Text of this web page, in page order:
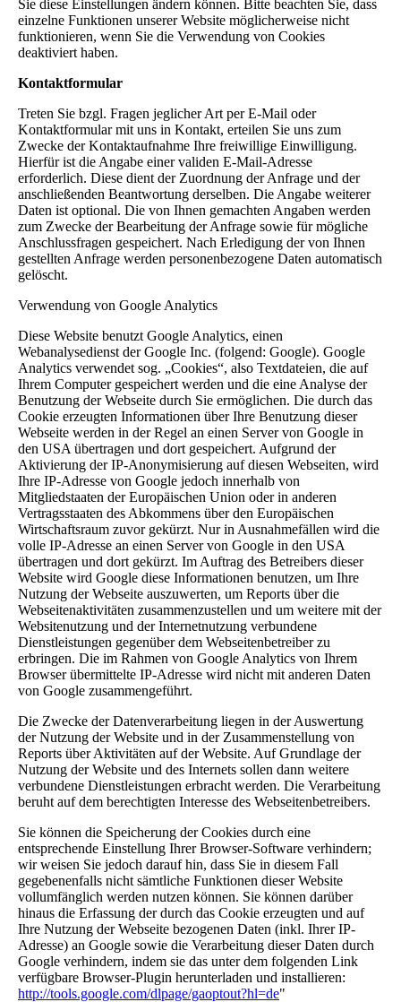
Sie diese Einstellungen ändern können. Bitte beachten Sie, dass
einzelne Funktionen unserer Website möglicherweise nicht
funktionieren, wenn Sie die Verwendung von Cookies
deaktiviert haben.
Kontaktformular
Treten Sie bzgl. Fragen jeglicher Art per E-Mail oder
Kontaktformular mit uns in Kontakt, erteilen Sie uns zum
Zwecke der Kontaktaufnahme Ihre freiwillige Einwilligung.
Hierfür ist die Angabe einer validen E-Mail-Adresse
erforderlich. Diese dient der Zuordnung der Anfrage und der
anschließenden Beantwortung derselben. Die Angabe weiterer
Daten ist optional. Die von Ihnen gemachten Angaben werden
zum Zwecke der Bearbeitung der Anfrage sowie für mögliche
Anschlussfragen gespeichert. Nach Erledigung der von Ihnen
gestellten Anfrage werden personenbezogene Daten automatisch
gelöscht.
Verwendung von Google Analytics
Diese Website benutzt Google Analytics, einen
Webanalysedienst der Google Inc. (folgend: Google). Google
Analytics verwendet sog. „Cookies“, also Textdateien, die auf
Ihrem Computer gespeichert werden und die eine Analyse der
Benutzung der Webseite durch Sie ermöglichen. Die durch das
Cookie erzeugten Informationen über Ihre Benutzung dieser
Webseite werden in der Regel an einen Server von Google in
den USA übertragen und dort gespeichert. Aufgrund der
Aktivierung der IP-Anonymisierung auf diesen Webseiten, wird
Ihre IP-Adresse von Google jedoch innerhalb von
Mitgliedstaaten der Europäischen Union oder in anderen
Vertragsstaaten des Abkommens über den Europäischen
Wirtschaftsraum zuvor gekürzt. Nur in Ausnahmefällen wird die
volle IP-Adresse an einen Server von Google in den USA
übertragen und dort gekürzt. Im Auftrag des Betreibers dieser
Website wird Google diese Informationen benutzen, um Ihre
Nutzung der Webseite auszuwerten, um Reports über die
Webseitenaktivitäten zusammenzustellen und um weitere mit der
Websitenutzung und der Internetnutzung verbundene
Dienstleistungen gegenüber dem Webseitenbetreiber zu
erbringen. Die im Rahmen von Google Analytics von Ihrem
Browser übermittelte IP-Adresse wird nicht mit anderen Daten
von Google zusammengeführt.
Die Zwecke der Datenverarbeitung liegen in der Auswertung
der Nutzung der Website und in der Zusammenstellung von
Reports über Aktivitäten auf der Website. Auf Grundlage der
Nutzung der Website und des Internets sollen dann weitere
verbundene Dienstleistungen erbracht werden. Die Verarbeitung
beruht auf dem berechtigten Interesse des Webseitenbetreibers.
Sie können die Speicherung der Cookies durch eine
entsprechende Einstellung Ihrer Browser-Software verhindern;
wir weisen Sie jedoch darauf hin, dass Sie in diesem Fall
gegebenenfalls nicht sämtliche Funktionen dieser Website
vollumfänglich werden nutzen können. Sie können darüber
hinaus die Erfassung der durch das Cookie erzeugten und auf
Ihre Nutzung der Webseite bezogenen Daten (inkl. Ihrer IP-
Adresse) an Google sowie die Verarbeitung dieser Daten durch
Google verhindern, indem sie das unter dem folgenden Link
verfügbare Browser-Plugin herunterladen und installieren:
http://tools.google.com/dlpage/gaoptout?hl=de"